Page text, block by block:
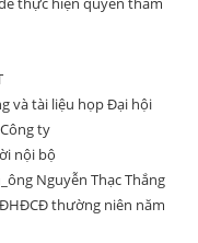
và tài liệu họp Đại hội
ty
nội bộ
Nguyễn Thạc Thắng
thường niên năm